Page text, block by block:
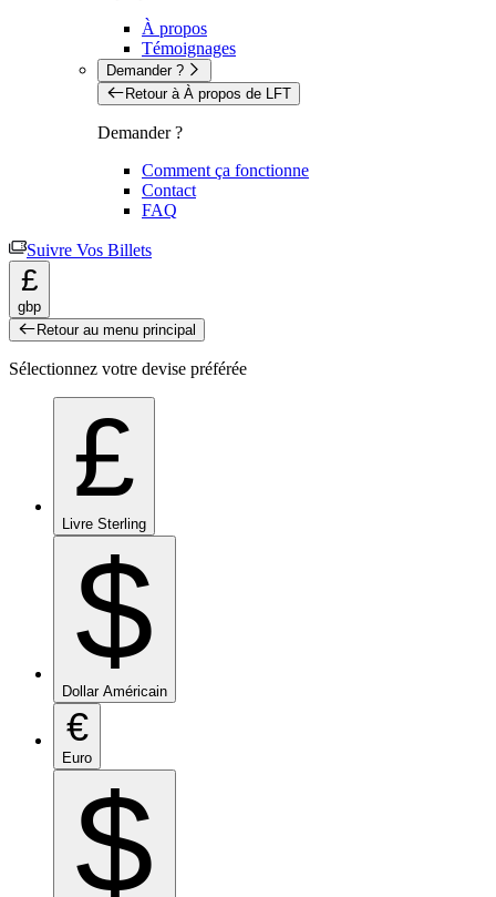
À propos
Témoignages
Demander ?
Retour à À propos de LFT
Demander ?
Comment ça fonctionne
Contact
FAQ
Suivre Vos Billets
£
gbp
Retour au menu principal
Sélectionnez votre devise préférée
£
Livre Sterling
$
Dollar Américain
€
Euro
$